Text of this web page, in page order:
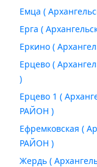
Емца (
Ерга (
Еркино (
Ерцево (
)
Ерцево 1 (
РАЙОН )
Ефремковская (
РАЙОН )
Жердь (